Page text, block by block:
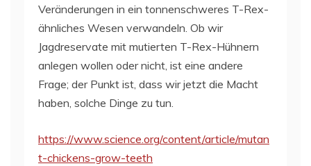
Veränderungen in ein tonnenschweres T-Rex-
ähnliches Wesen verwandeln. Ob wir
Jagdreservate mit mutierten T-Rex-Hühnern
anlegen wollen oder nicht, ist eine andere
Frage; der Punkt ist, dass wir jetzt die Macht
haben, solche Dinge zu tun.
https://www.science.org/content/article/mutan
t-chickens-grow-teeth